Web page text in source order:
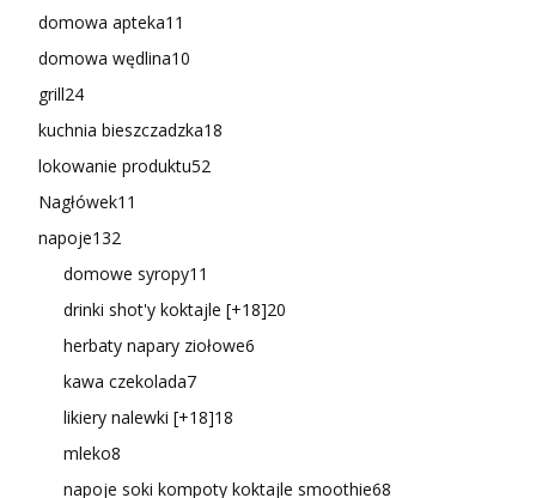
domowa apteka11
domowa wędlina10
grill24
kuchnia bieszczadzka18
lokowanie produktu52
Nagłówek11
napoje132
domowe syropy11
drinki shot'y koktajle [+18]20
herbaty napary ziołowe6
kawa czekolada7
likiery nalewki [+18]18
mleko8
napoje soki kompoty koktajle smoothie68